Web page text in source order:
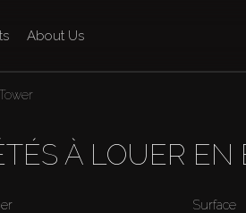
About Us
À LOUER EN
Surface